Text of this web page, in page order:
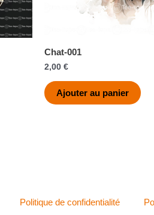
Chat-001
2,00 €
Ajouter au panier
Politique de confidentialité